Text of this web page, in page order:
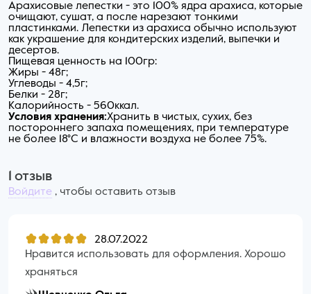
Арахисовые лепестки - это 100% ядра арахиса, которые
очищают, сушат, а после нарезают тонкими
пластинками. Лепестки из арахиса обычно используют
как украшение для кондитерских изделий, выпечки и
десертов.
Пищевая ценность на 100гр:
Жиры - 48г;
Углеводы - 4,5г;
Белки - 28г;
Калорийность - 560ккал.
Условия хранения:Хранить в чистых, сухих, без
постороннего запаха помещениях, при температуре
не более 18°С и влажности воздуха не более 75%.
1 отзыв
Войдите , чтобы оставить отзыв
28.07.2022
Нравится использовать для оформления. Хорошо
храняться